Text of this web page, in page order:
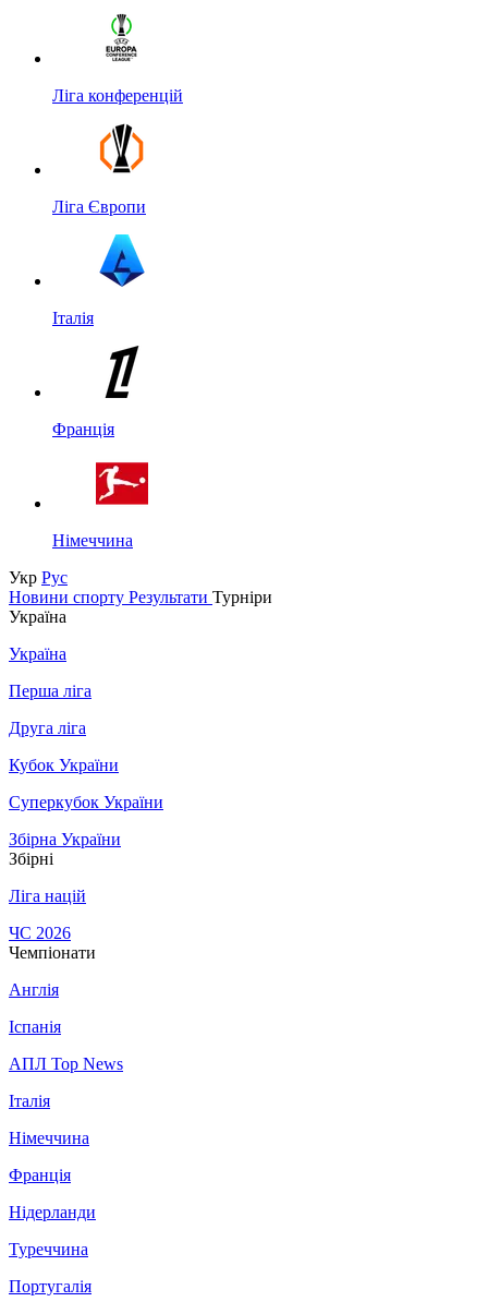
Ліга конференцій
Ліга Європи
Італія
Франція
Німеччина
Укр Рус
Новини спорту Результати Турніри
Україна
Україна
Перша ліга
Друга ліга
Кубок України
Суперкубок України
Збірна України
Збірні
Ліга націй
ЧС 2026
Чемпіонати
Англія
Іспанія
АПЛ Top News
Італія
Німеччина
Франція
Нідерланди
Туреччина
Португалія